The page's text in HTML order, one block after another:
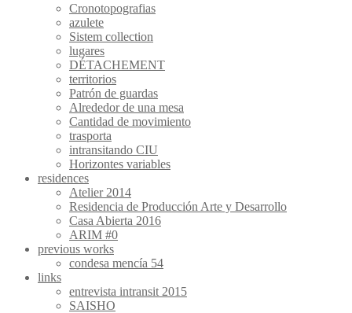
Cronotopografias
azulete
Sistem collection
lugares
DÉTACHEMENT
territorios
Patrón de guardas
Alrededor de una mesa
Cantidad de movimiento
trasporta
intransitando CIU
Horizontes variables
residences
Atelier 2014
Residencia de Producción Arte y Desarrollo
Casa Abierta 2016
ARIM #0
previous works
condesa mencía 54
links
entrevista intransit 2015
SAISHO